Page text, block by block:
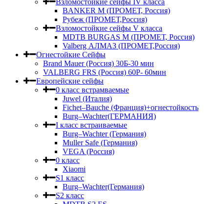
Взломостойкие сейфы IV класса
BANKER M (ПРОМЕТ, Россия)
Рубеж (ПРОМЕТ,Россия)
Взломостойкие сейфы V класса
MDTB BURGAS M (ПРОМЕТ, Россия)
Valberg АЛМАЗ (ПРОМЕТ,Россия)
Огнестойкие Сейфы
Brand Mauer (Россия) 30Б-30 мин
VALBERG FRS (Россия) 60Р- 60мин
Европейские сейфы
0 класс встрамваемые
Juwel (Италия)
Fichet–Bauche (Франция)+огнестойкость
Burg–Wachter(ГЕРМАНИЯ)
I класс встраиваемые
Burg–Wachter (Германия)
Muller Safe (Германия)
VEGA (Россия)
0 класс
Xiaomi
S1 класс
Burg–Wachter(Германия)
S2 класс